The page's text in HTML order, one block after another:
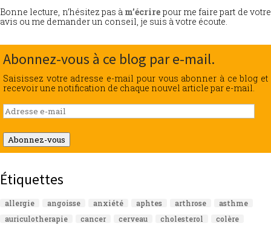
Bonne lecture, n’hésitez pas à m’écrire pour me faire part de votre
avis ou me demander un conseil, je suis à votre écoute.
Abonnez-vous à ce blog par e-mail.
Saisissez votre adresse e-mail pour vous abonner à ce blog et
recevoir une notification de chaque nouvel article par e-mail.
Adresse
e-
mail
Abonnez-vous
Étiquettes
allergie angoisse anxiété aphtes arthrose
asthme
auriculotherapie
cancer cerveau cholesterol
colère